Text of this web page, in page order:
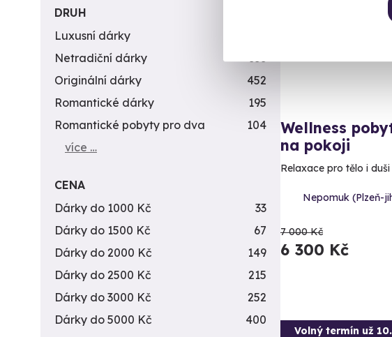
Wellness
na pokoji
Relaxace pro tělo i
Nepomuk (Plzeň-
7 000 Kč
6 300 Kč
Volný termín už
DRUH
Luxusní dárky
Netradiční dárky
353
Originální dárky
452
Romantické dárky
195
Romantické pobyty pro dva
104
více …
CENA
Dárky do 1000 Kč
33
Dárky do 1500 Kč
67
Dárky do 2000 Kč
149
Dárky do 2500 Kč
215
Dárky do 3000 Kč
252
Dárky do 5000 Kč
400